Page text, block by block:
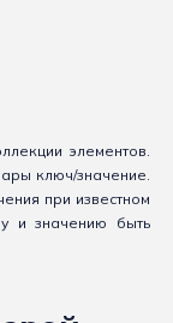
элементов.
ключ/значение.
при известном
и значению быть